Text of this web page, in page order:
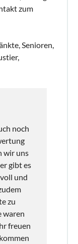
zum
Senioren,
noch
wir uns
gibt es
und
zu
waren
freuen